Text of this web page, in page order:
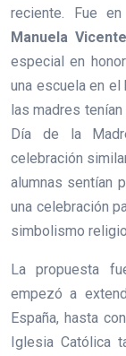
reciente. Fue en
Manuela
especial en
una escuela en
las madres
Día de la
celebración
alumnas sentían
una celebración
simbolismo
La propuesta
empezó a
España, hasta
Iglesia Católica